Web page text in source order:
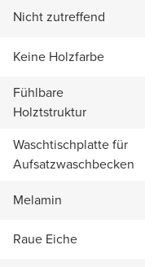
Nicht zutreffend
Keine Holzfarbe
Fühlbare
Holztstruktur
Waschtischplatte für
Aufsatzwaschbecken
Melamin
Raue Eiche